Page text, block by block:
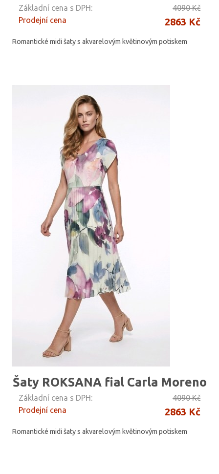
Základní cena s DPH:
4090 Kč
Prodejní cena
2863 Kč
Romantické midi šaty s akvarelovým květinovým potiskem
Šaty ROKSANA fial Carla Moreno
Základní cena s DPH:
4090 Kč
Prodejní cena
2863 Kč
Romantické midi šaty s akvarelovým květinovým potiskem